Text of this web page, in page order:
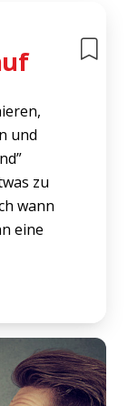
und
zu
wann
eine